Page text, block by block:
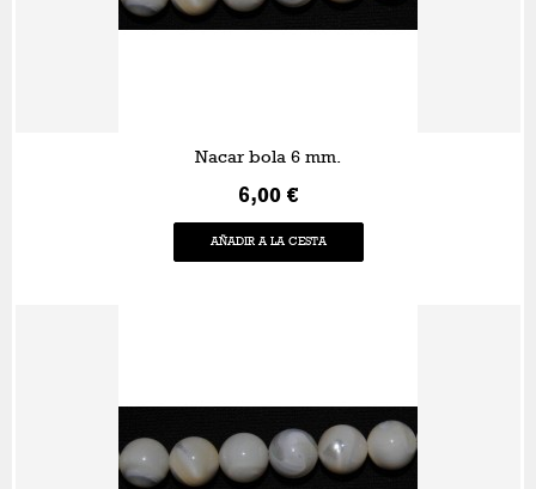
Nacar bola 6 mm.
6,00 €
AÑADIR A LA CESTA